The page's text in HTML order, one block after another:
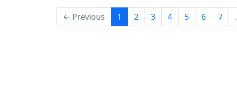
← Previous 1 (current)
2 3 4 5 6 7